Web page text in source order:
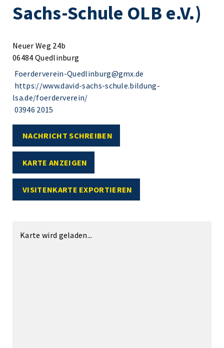
Sachs-Schule OLB e.V.)
Neuer Weg 24b
06484 Quedlinburg
Foerderverein-Quedlinburg@gmx.de
https://www.david-sachs-schule.bildung-
lsa.de/foerderverein/
03946 2015
NACHRICHT SCHREIBEN
KARTE ANZEIGEN
VISITENKARTE EXPORTIEREN
Karte wird geladen...